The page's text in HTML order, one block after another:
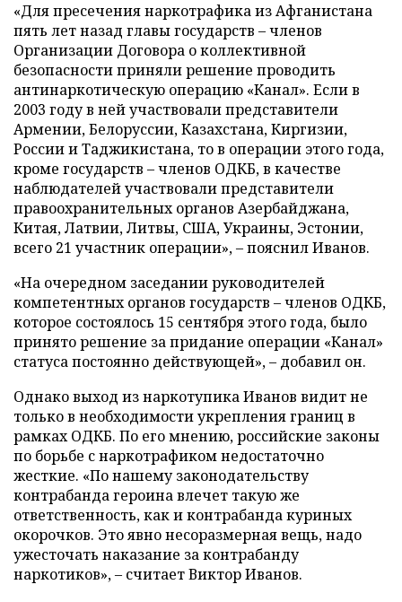
«Для пресечения наркотрафика из Афганистана
пять лет назад главы государств – членов
Организации Договора о коллективной
безопасности приняли решение проводить
антинаркотическую операцию «Канал». Если в
2003 году в ней участвовали представители
Армении, Белоруссии, Казахстана, Киргизии,
России и Таджикистана, то в операции этого года,
кроме государств – членов ОДКБ, в качестве
наблюдателей участвовали представители
правоохранительных органов Азербайджана,
Китая, Латвии, Литвы, США, Украины, Эстонии,
всего 21 участник операции», – пояснил Иванов.
«На очередном заседании руководителей
компетентных органов государств – членов ОДКБ,
которое состоялось 15 сентября этого года, было
принято решение за придание операции «Канал»
статуса постоянно действующей», – добавил он.
Однако выход из наркотупика Иванов видит не
только в необходимости укрепления границ в
рамках ОДКБ. По его мнению, российские законы
по борьбе с наркотрафиком недостаточно
жесткие. «По нашему законодательству
контрабанда героина влечет такую же
ответственность, как и контрабанда куриных
окорочков. Это явно несоразмерная вещь, надо
ужесточать наказание за контрабанду
наркотиков», – считает Виктор Иванов.